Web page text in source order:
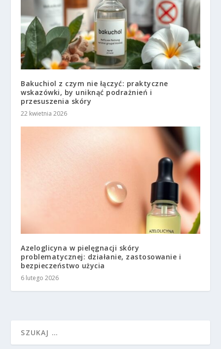
Bakuchiol z czym nie łączyć: praktyczne
wskazówki, by uniknąć podrażnień i
przesuszenia skóry
22 kwietnia 2026
Azeloglicyna w pielęgnacji skóry
problematycznej: działanie, zastosowanie i
bezpieczeństwo użycia
6 lutego 2026